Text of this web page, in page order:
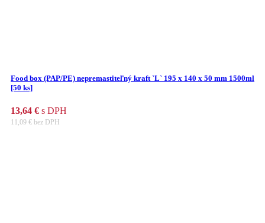
Food box (PAP/PE) nepremastiteľný kraft `L` 195 x 140 x 50 mm 1500ml
[50 ks]
13,64 € s DPH
11,09 € bez DPH